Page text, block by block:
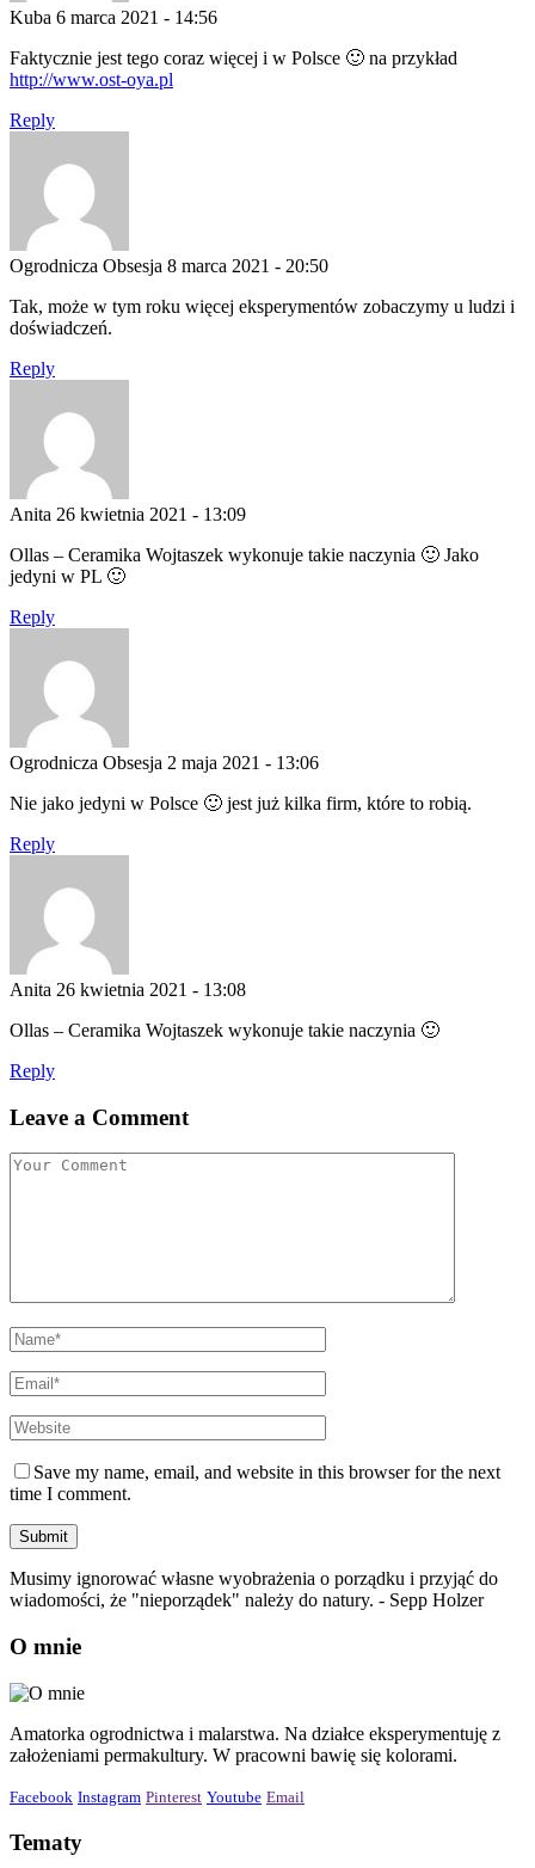
Kuba 6 marca 2021 - 14:56
Faktycznie jest tego coraz więcej i w Polsce 🙂 na przykład
http://www.ost-oya.pl
Reply
Ogrodnicza Obsesja 8 marca 2021 - 20:50
Tak, może w tym roku więcej eksperymentów zobaczymy u ludzi i
doświadczeń.
Reply
Anita 26 kwietnia 2021 - 13:09
Ollas – Ceramika Wojtaszek wykonuje takie naczynia 🙂 Jako
jedyni w PL 🙂
Reply
Ogrodnicza Obsesja 2 maja 2021 - 13:06
Nie jako jedyni w Polsce 🙂 jest już kilka firm, które to robią.
Reply
Anita 26 kwietnia 2021 - 13:08
Ollas – Ceramika Wojtaszek wykonuje takie naczynia 🙂
Reply
Leave a Comment
Save my name, email, and website in this browser for the next
time I comment.
Musimy ignorować własne wyobrażenia o porządku i przyjąć do
wiadomości, że "nieporządek" należy do natury. - Sepp Holzer
O mnie
Amatorka ogrodnictwa i malarstwa. Na działce eksperymentuję z
założeniami permakultury. W pracowni bawię się kolorami.
Facebook Instagram Pinterest Youtube Email
Tematy